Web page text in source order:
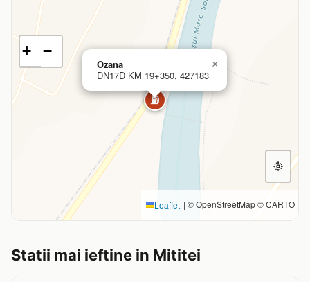
⛽
Ozana
DN17D KM 19+350, 427183
×
+ −
Leaflet | © OpenStreetMap © CARTO
Statii mai ieftine in Mititei